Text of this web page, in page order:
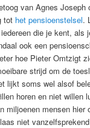
van Agnes Joseph
tot het pensioenstelsel.
die je kent, als
ook een
hoe Pieter Omtzigt
strijd om de
lijkt soms wel alsof
horen en niet willen
miljoenen mensen hier
niet